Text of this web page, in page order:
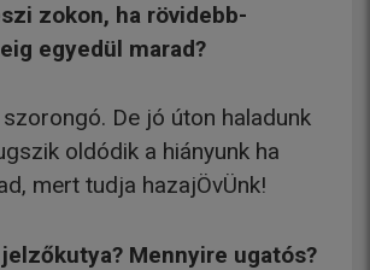
zokon, ha rövidebb-
egyedül marad?
De jó úton haladunk
oldódik a hiányunk ha
mert tudja hazajÖvÜnk!
Mennyire ugatós?